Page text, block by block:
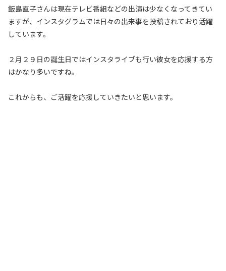
飯島直子さんは現在テレビ番組などの出演は少なくなってきてい
ますが、インスタグラムでは日々の出来事を投稿されており活躍
しています。
２月２９日の誕生日ではインスタライブも行い彼女を応援する方
はかなり多いですね。
これからも、ご活躍を応援していきたいと思います。